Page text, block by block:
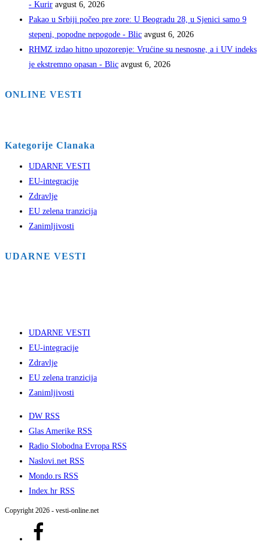
- Kurir avgust 6, 2026
Pakao u Srbiji počeo pre zore: U Beogradu 28, u Sjenici samo 9
stepeni, popodne nepogode - Blic avgust 6, 2026
RHMZ izdao hitno upozorenje: Vrućine su nesnosne, a i UV indeks
je ekstremno opasan - Blic avgust 6, 2026
ONLINE VESTI
Kategorije Clanaka
UDARNE VESTI
EU-integracije
Zdravlje
EU zelena tranzicija
Zanimljivosti
UDARNE VESTI
UDARNE VESTI
EU-integracije
Zdravlje
EU zelena tranzicija
Zanimljivosti
DW RSS
Glas Amerike RSS
Radio Slobodna Evropa RSS
Naslovi.net RSS
Mondo.rs RSS
Index.hr RSS
Copyright 2026 - vesti-online.net